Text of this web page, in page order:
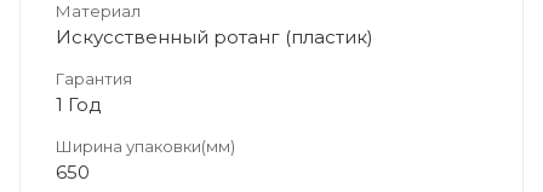
Материал
Искусственный ротанг (пластик)
Гарантия
1 Год
Ширина упаковки(мм)
650